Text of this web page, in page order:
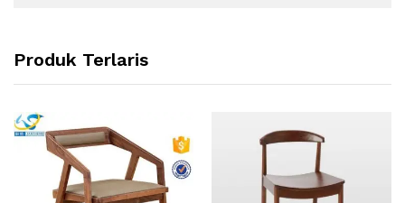
Produk Terlaris